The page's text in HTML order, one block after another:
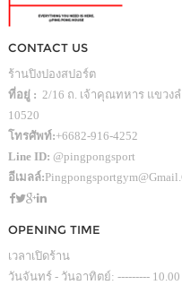
CONTACT US
ร้านปิงปองสปอร์ต
ที่อยู่ : 2/16 ถ. เจ้าคุณทหาร แขวง
10520
โทรศัพท์:+6682-916-4252
Line ID: @pingpongsport
อีเมลล์:
OPENING TIME
เวลาเปิดร้าน
วันจันทร์ - วันอาทิตย์: --------- 10.00